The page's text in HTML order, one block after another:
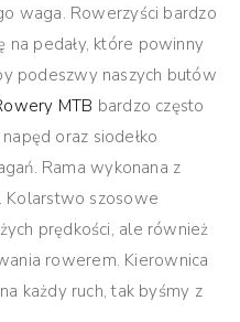
waga. Rowerzyści bardzo
na pedały, które powinny
podeszwy naszych butów
MTB bardzo często
oraz siodełko
Rama wykonana z
Kolarstwo szosowe
prędkości, ale również
rowerem. Kierownica
każdy ruch, tak byśmy z